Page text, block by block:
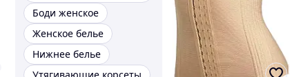
Боди женское
Женское белье
Нижнее белье